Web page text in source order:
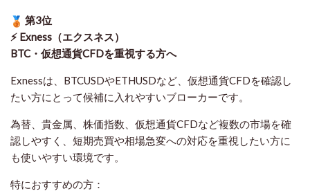
第3位
⚡ Exness（エクスネス）
BTC・仮想通貨CFDを重視する方へ
Exnessは、BTCUSDやETHUSDなど、仮想通貨CFDを確認し
たい方にとって候補に入れやすいブローカーです。
為替、貴金属、株価指数、仮想通貨CFDなど複数の市場を確
認しやすく、短期売買や相場急変への対応を重視したい方に
も使いやすい環境です。
特におすすめの方：